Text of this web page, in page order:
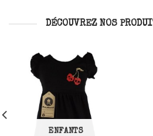
DÉCOUVREZ NOS
ENFANTS